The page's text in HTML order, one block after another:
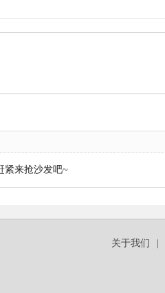
紧来抢沙发吧~
关于我们